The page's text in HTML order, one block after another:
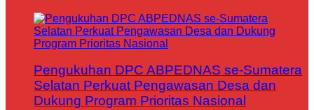
Pengukuhan DPC ABPEDNAS se-Sumatera
Selatan Perkuat Pengawasan Desa dan
Dukung Program Prioritas Nasional